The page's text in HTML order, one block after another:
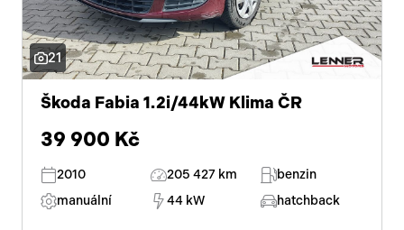
21
Škoda Fabia 1.2i/44kW Klima ČR
39 900 Kč
2010 205 427 km
benzin
manuální
44 kW hatchback